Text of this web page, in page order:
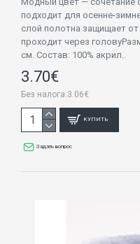
подходит для осенне-
слой полотна защищает
проходит через
см. Состав: 100% акрил..
3.70€
Без налога:3.06€
КУПИТЬ
Задать вопрос